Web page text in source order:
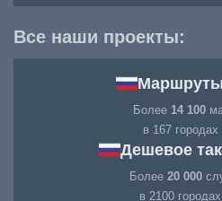
Все наши проекты:
Более 14 100
в 167
Дешевое
Более 20 000
в 2100